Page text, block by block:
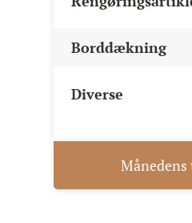
Borddækning
Diverse